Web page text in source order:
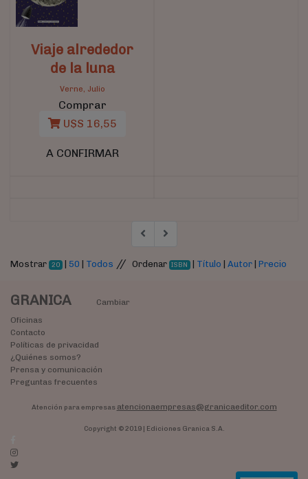
Viaje alrededor
de la luna
Verne, Julio
Comprar
U$S 16,55
A CONFIRMAR
Mostrar 20 | 50 Todos // Ordenar ISBN Título |Autor |Precio
GRANICA
Cambiar
Oficinas
Contacto
Políticas de privacidad
¿Quiénes somos?
Prensa y comunicación
Preguntas frecuentes
Atención para empresas atencionaempresas@granicaeditor.com
Copyright © 2019 | Ediciones Granica S.A.